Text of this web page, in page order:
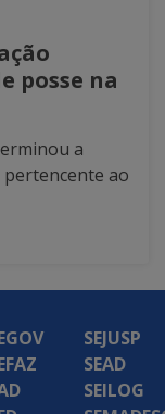
posse na
a
ao
SEJUSP
SEAD
SEILOG